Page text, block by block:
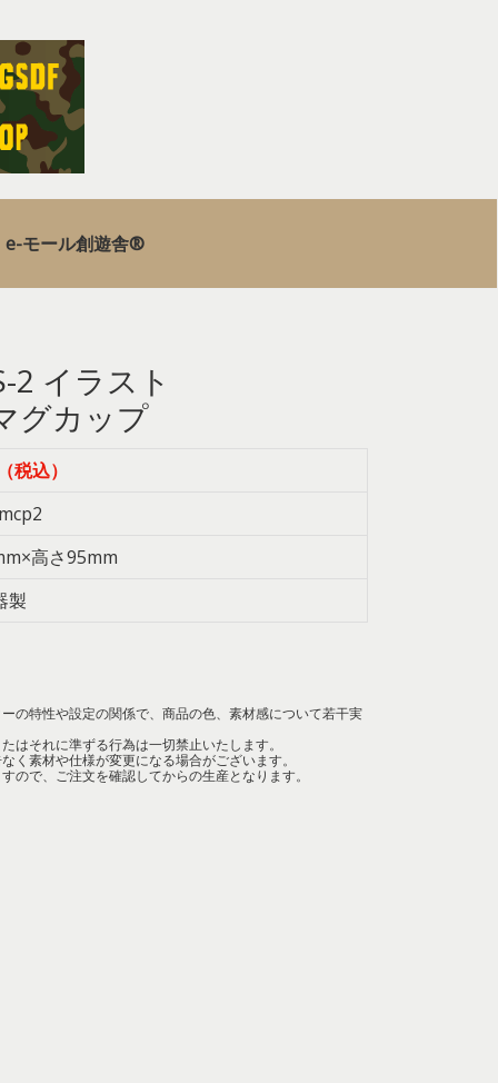
e-モール創遊舎®
2 イラスト
グカップ
税込）
高さ95mm
製
の特性や設定の関係で、商品の色、素材感について若干実
はそれに準ずる行為は一切禁止いたします。
く素材や仕様が変更になる場合がございます。
ので、ご注文を確認してからの生産となります。